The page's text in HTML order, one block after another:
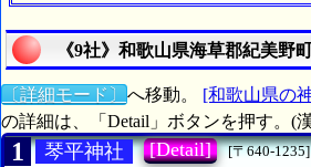
《9社》和歌山県海草郡紀美野
〔詳細モード〕 へ移動。 [和歌山県の
の詳細は、「Detail」ボタンを押す。(
1 琴平神社 [Detail]
[〒640-1235]